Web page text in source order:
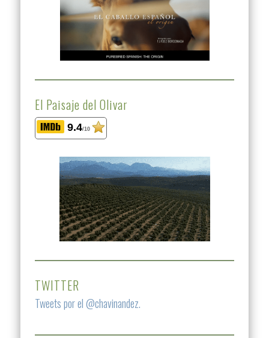
El Paisaje del Olivar
9.4/10
TWITTER
Tweets por el @chavinandez.